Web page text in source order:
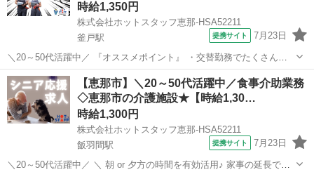
時給1,350円
株式会社ホットスタッフ恵那-HSA52211
釜戸駅
提携サイト 7月23日
＼20～50代活躍中／ 『オススメポイント』 ・交替勤務でたくさん稼
げます♪ ・部署によっては冷暖房完備でキレイな職場♪ ・GW、お盆休
み、年末年始など大型連休あり ・頑張り次第で直接雇用が目指せます!
========...
岐阜 恵那市 釜戸駅
【恵那市】＼20～50代活躍中／食事介助業務
◇恵那市の介護施設★【時給1,30…
時給1,300円
株式会社ホットスタッフ恵那-HSA52211
飯羽間駅
提携サイト 7月23日
＼20～50代活躍中／ ＼ 朝 or 夕方の時間を有効活用♪ 家事の延長でで